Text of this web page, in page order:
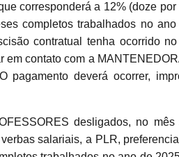
corresponderá a 12% (doze
completos trabalhados no
contratual tenha ocorrido
em contato com a
pagamento deverá ocorrer,
desligados, no
salariais, a PLR,